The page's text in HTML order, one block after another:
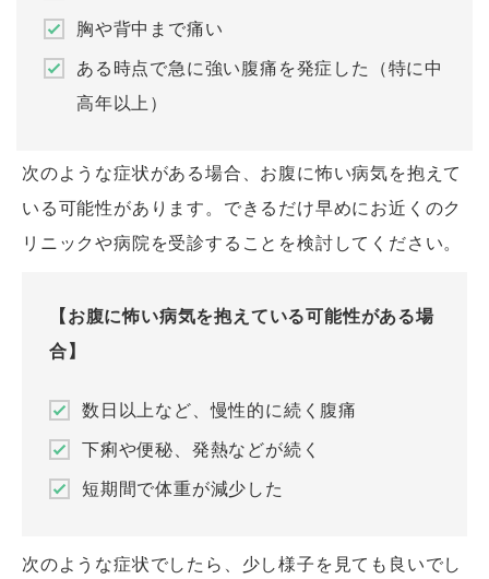
胸や背中まで痛い
ある時点で急に強い腹痛を発症した（特に中
高年以上）
次のような症状がある場合、お腹に怖い病気を抱えて
いる可能性があります。できるだけ早めにお近くのク
リニックや病院を受診することを検討してください。
【お腹に怖い病気を抱えている可能性がある場
合】
数日以上など、慢性的に続く腹痛
下痢や便秘、発熱などが続く
短期間で体重が減少した
次のような症状でしたら、少し様子を見ても良いでし